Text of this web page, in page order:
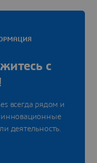
с
всегда рядом и
инновационные
деятельность.